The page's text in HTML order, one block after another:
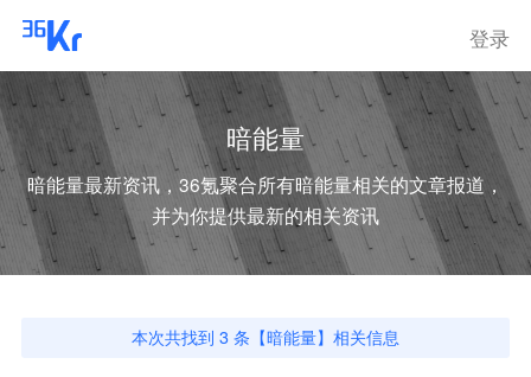
登录
暗能量
暗能量最新资讯，36氪聚合所有暗能量相关的文章报道，
并为你提供最新的相关资讯
本次共找到 3 条【暗能量】相关信息